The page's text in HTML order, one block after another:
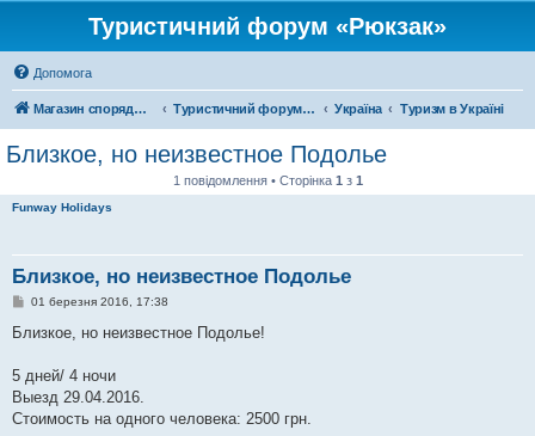
Туристичний форум «Рюкзак»
Допомога
Магазин спорядження Туристичний форум «Рюкзак» Україна Туризм в Україні
Близкое, но неизвестное Подолье
1 повідомлення • Сторінка 1 з 1
Funway Holidays
Близкое, но неизвестное Подолье
П
в
о
м
л
е
01 березня 2016, 17:38
Близкое, но неизвестное Подолье!
5 дней/ 4 ночи
Выезд 29.04.2016.
Стоимость на одного человека: 2500 грн.